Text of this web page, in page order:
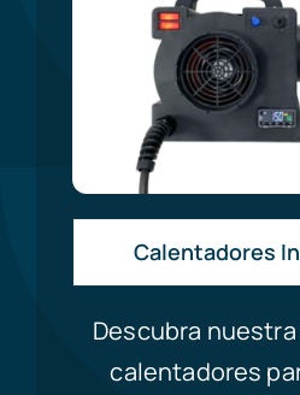
Calentadores
Descubra
calentadores